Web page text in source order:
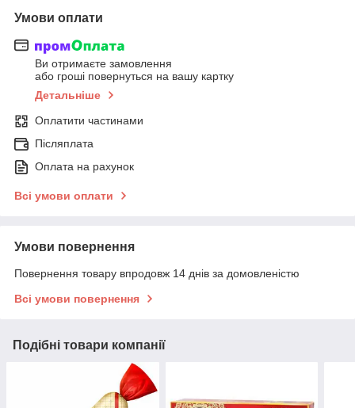
Умови оплати
Ви отримаєте замовлення
або гроші повернуться на вашу картку
Детальніше
Оплатити частинами
Післяплата
Оплата на рахунок
Всі умови оплати
Умови повернення
Повернення товару впродовж 14 днів за домовленістю
Всі умови повернення
Подібні товари компанії